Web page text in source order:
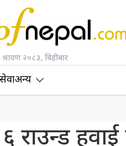
२०८३, बिहीबार
अन्य